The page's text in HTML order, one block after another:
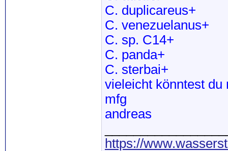
C. duplicareus+
C. venezuelanus+
C. sp. C14+
C. panda+
C. sterbai+
vieleicht könntest du
mfg
andreas
https://